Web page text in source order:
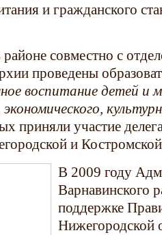
и гражданского
совместно с
проведены
воспитание детей и
приняли участие
и Костромской
В 2009 году
Варнавинского
поддержке
Нижегородской